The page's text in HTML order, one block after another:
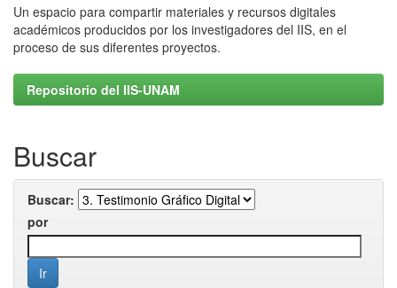
Un espacio para compartir materiales y recursos digitales
académicos producidos por los investigadores del IIS, en el
proceso de sus diferentes proyectos.
Repositorio del IIS-UNAM
Buscar
Buscar:
por